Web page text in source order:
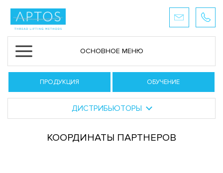
ОСНОВНОЕ МЕНЮ
ПРОДУКЦИЯ ОБУЧЕНИЕ
ДИСТРИБЬЮТОРЫ
КООРДИНАТЫ ПАРТНЕРОВ